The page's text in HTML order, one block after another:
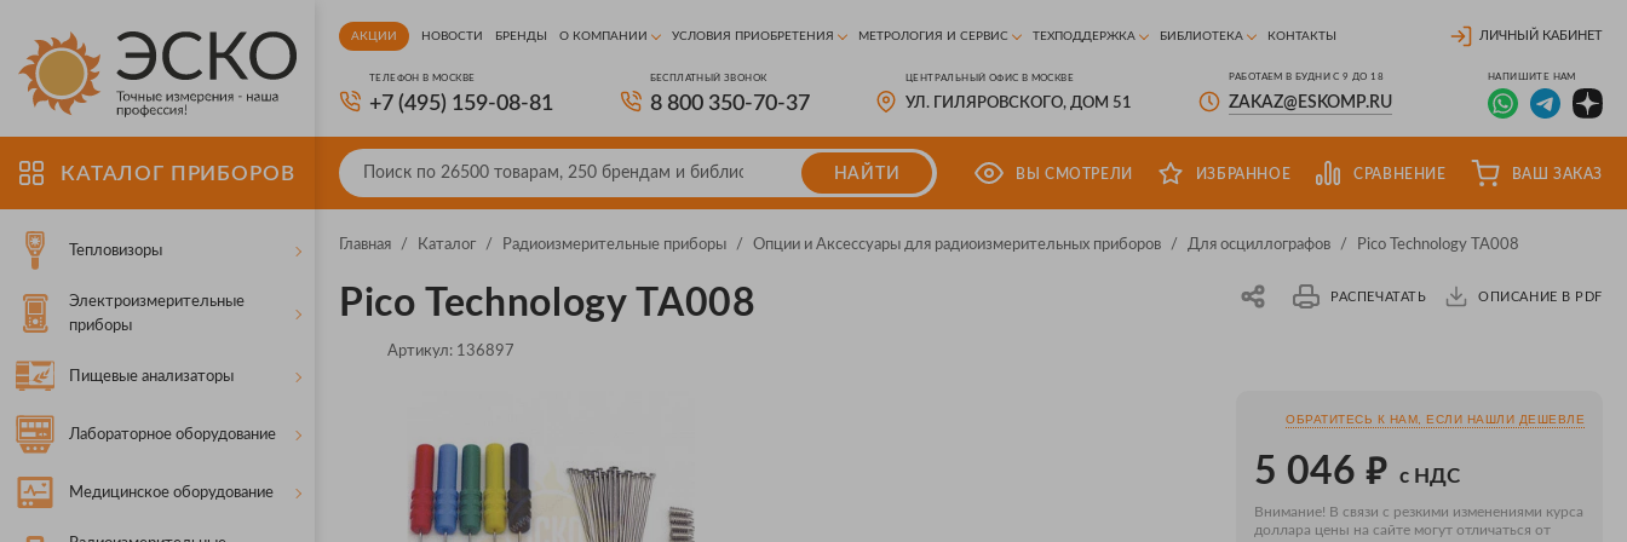
КАТАЛОГ ПРИБОРОВ
Тепловизоры
Электроизмерительные
приборы
Пищевые анализаторы
Лабораторное оборудование
Медицинское оборудование
АКЦИИ НОВОСТИ БРЕНДЫ О КОМПАНИИ УСЛОВИЯ ПРИОБРЕТЕНИЯ МЕТРОЛОГИЯ И СЕРВИС ТЕХПОДДЕРЖКА БИБЛИОТЕКА КОНТАКТЫ ЛИЧНЫЙ КАБИНЕТ
ТЕЛЕФОН В МОСКВЕ
+7 (495) 159-08-81
БЕСПЛАТНЫЙ ЗВОНОК
8 800 350-70-37
ЦЕНТРАЛЬНЫЙ ОФИС В МОСКВЕ
УЛ. ГИЛЯРОВСКОГО, ДОМ 51
РАБОТАЕМ В БУДНИ С 9 ДО 18
ZAKAZ@ESKOMP.RU
НАПИШИТЕ НАМ
НАЙТИ ВЫ СМОТРЕЛИ ИЗБРАННОЕ СРАВНЕНИЕ ВАШ ЗАКАЗ
Главная / Каталог / Радиоизмерительные приборы / Опции и Аксессуары для радиоизмерительных приборов / Для осциллографов / Pico Technology TA008
Pico Technology TA008 РАСПЕЧАТАТЬ ОПИСАНИЕ В PDF
Артикул: 136897
ОБРАТИТЕСЬ К НАМ, ЕСЛИ НАШЛИ ДЕШЕВЛЕ
5 046 ₽ с НДС
Внимание! В связи с резкими изменениями курса
доллара цены на сайте могут отличаться от